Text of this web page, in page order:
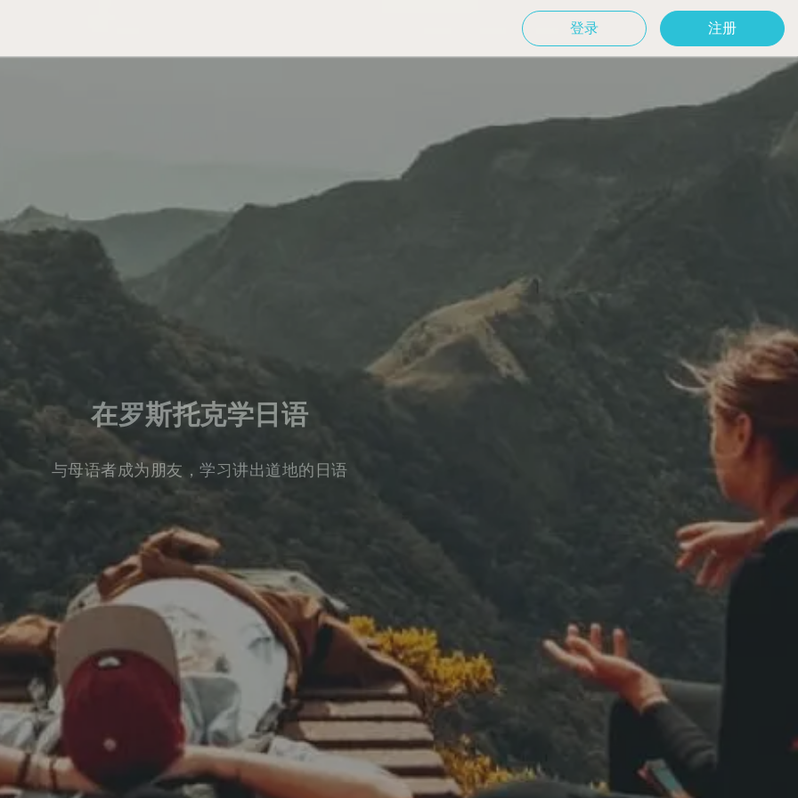
登录 注册
在罗斯托克学日语
与母语者成为朋友，学习讲出道地的日语